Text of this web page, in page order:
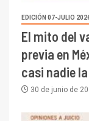
EDICIÓN 07-JULIO
El mito del
previa en
casi nadie
30 de junio de